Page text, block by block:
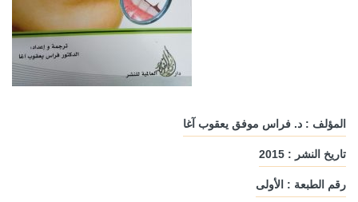
المؤلف : د. فراس موفق يعقوب آغا
تاريخ النشر : 2015
رقم الطبعة : الأولى